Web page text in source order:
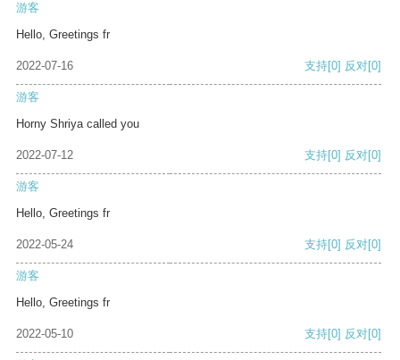
游客
Hello, Greetings fr
2022-07-16 支持[0] 反对[0]
游客
Horny Shriya called you
2022-07-12 支持[0] 反对[0]
游客
Hello, Greetings fr
2022-05-24 支持[0] 反对[0]
游客
Hello, Greetings fr
2022-05-10 支持[0] 反对[0]